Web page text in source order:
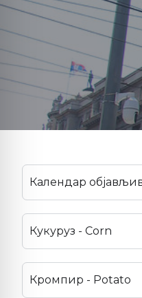
Календар
Кукуруз - Corn
Кромпир - Potato